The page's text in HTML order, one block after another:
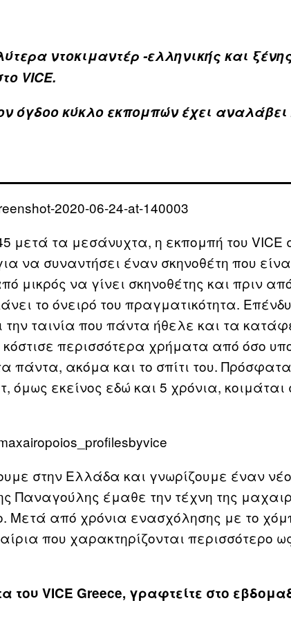
ντοκιμαντέρ -ελληνικής και
VICE.
όγδοο κύκλο εκπομπών έχει αναλάβει
μετά τα μεσάνυχτα, η εκπομπή του VICE
να συναντήσει έναν σκηνοθέτη που
μικρός να γίνει σκηνοθέτης και πριν
το όνειρό του πραγματικότητα.
την ταινία που πάντα ήθελε και τα
περισσότερα χρήματα από όσο
πάντα, ακόμα και το σπίτι του.
όμως εκείνος εδώ και 5 χρόνια, κοιμάται
στην Ελλάδα και γνωρίζουμε έναν
Παναγούλης έμαθε την τέχνη της
Μετά από χρόνια ενασχόλησης με το
που χαρακτηρίζονται περισσότερο
του VICE Greece, γραφτείτε στο